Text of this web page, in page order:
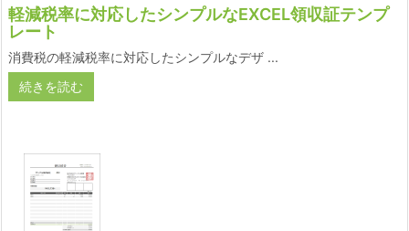
軽減税率に対応したシンプルなEXCEL領収証テンプ
レート
消費税の軽減税率に対応したシンプルなデザ ...
続きを読む